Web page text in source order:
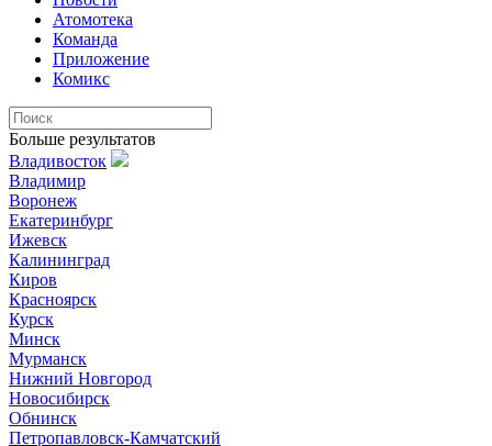
Атомотека
Команда
Приложение
Комикс
Больше результатов
Владивосток
Владимир
Воронеж
Екатеринбург
Ижевск
Калининград
Киров
Красноярск
Курск
Минск
Мурманск
Нижний Новгород
Новосибирск
Обнинск
Петропавловск-Камчатский